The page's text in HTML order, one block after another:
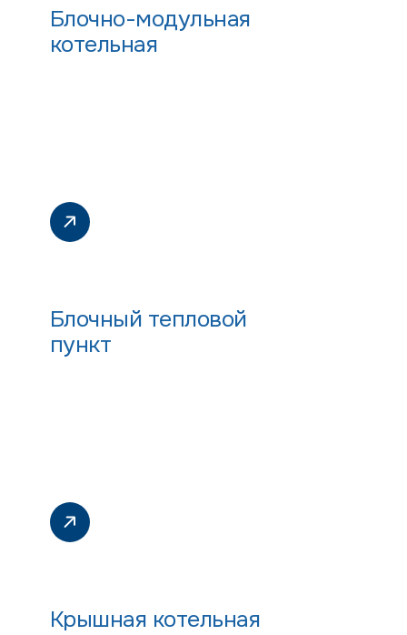
Блочно-модульная
котельная
Блочный тепловой
пункт
Крышная котельная